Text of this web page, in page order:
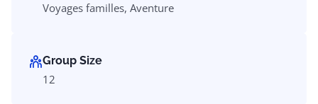
Voyages familles, Aventure
Group Size
12